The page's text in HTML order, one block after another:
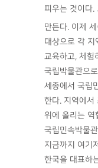
피우는 것이다.
만든다. 이제
대상으로 각 지
교육하고, 체험
국립박물관으
세종에서 국립
한다. 지역에서
위에 올리는 역
국립민속박물
지금까지 여기
한국을 대표하